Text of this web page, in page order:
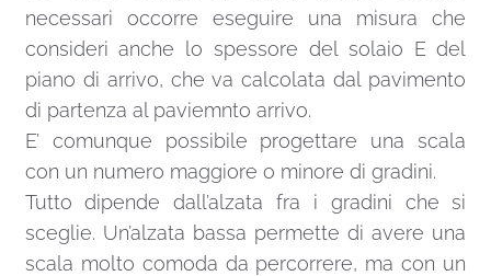
necessari occorre eseguire una misura che
consideri anche lo spessore del solaio E del
piano di arrivo, che va calcolata dal pavimento
di partenza al paviemnto arrivo.
E’ comunque possibile progettare una scala
con un numero maggiore o minore di gradini.
Tutto dipende dall’alzata fra i gradini che si
sceglie. Un’alzata bassa permette di avere una
scala molto comoda da percorrere, ma con un